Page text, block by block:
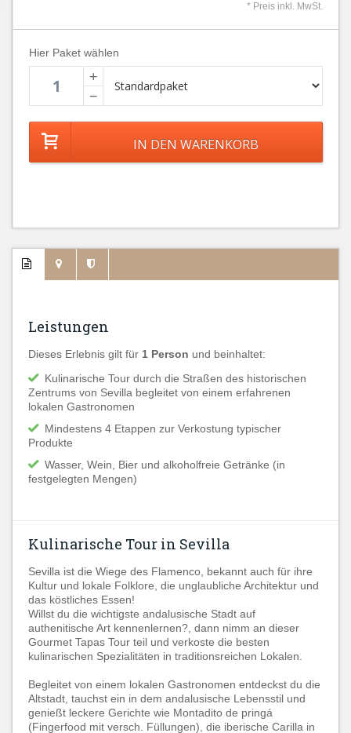
* Preis inkl. MwSt.
Hier Paket wählen
+
−
Leistungen
Dieses Erlebnis gilt für 1 Person und beinhaltet:
Kulinarische Tour durch die Straßen des historischen
Zentrums von Sevilla begleitet von einem erfahrenen
lokalen Gastronomen
Mindestens 4 Etappen zur Verkostung typischer
Produkte
Wasser, Wein, Bier und alkoholfreie Getränke (in
festgelegten Mengen)
Kulinarische Tour in Sevilla
Sevilla ist die Wiege des Flamenco, bekannt auch für ihre
Kultur und lokale Folklore, die unglaubliche Architektur und
das köstliches Essen!
Willst du die wichtigste andalusische Stadt auf
authenitische Art kennenlernen?, dann nimm an dieser
Gourmet Tapas Tour teil und verkoste die besten
kulinarischen Spezialitäten in traditionsreichen Lokalen.
Begleitet von einem lokalen Gastronomen entdeckst du die
Altstadt, tauchst ein in dem andalusische Lebensstil und
genießt leckere Gerichte wie Montadito de pringá
(Fingerfood mit versch. Füllungen), die iberische Carilla in